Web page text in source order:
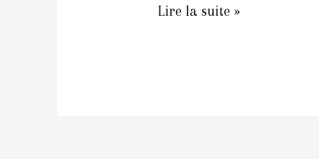
6
Lire la suite »